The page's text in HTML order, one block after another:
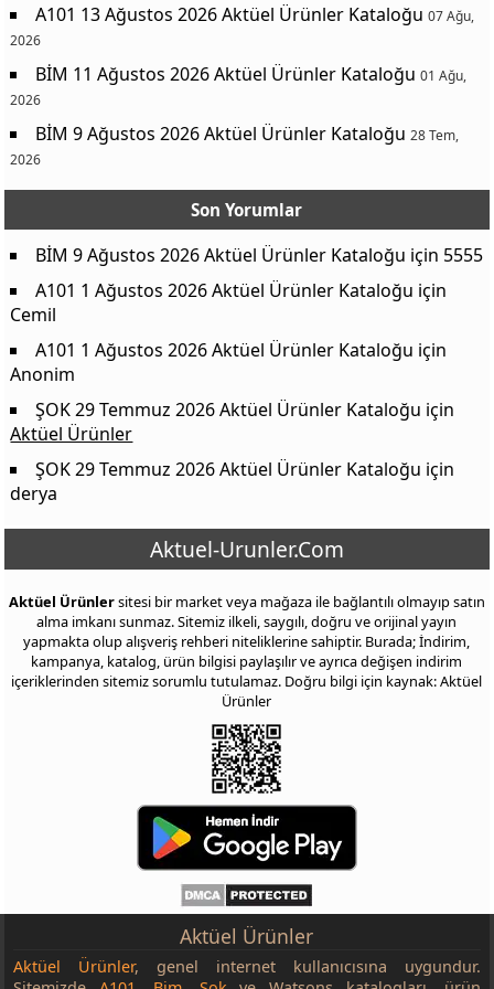
Araç Şarjı Usb+Type C , Hızlı PBS134
169 ₺
Tablet Telefon Standı PBS140
Işıklı Tripod PBS142
275 ₺
Kablolu Kulakiçi Kulaklık Lightning PBS226
Kablolu Kulakiçi Kulaklık Type-C PBS227
109 ₺
Şarj Kablosu Type C Lightning PBS420
85 ₺
Şarj Kablosu Type C 65w PBS421
85 ₺
Şarj Kablosu IOS PBS418
85 ₺
Şarj Kablosu Type C PBS419
85 ₺
8 Bölmeli Çok Amaçlı Dolap
1.890 ₺
Kilitli 3 Kapaklı Metal Ayakkabılık
Kapaklı Leğen ~10 L
109 ₺
Bardaklı Sürahi Seti
Antik Kase Seti 3’lü ~1,5 ~2,7 ~5 L
139 ₺
Okyanus Home Süzgeç Çeşitleri
35 ₺
Spatula Maşa
39 ₺
Pipetli Bardak ~600 ml
35 ₺
Lisanslı Beslenme Kabı
Lisanslı Matara
KİLİTLİ SAKLAMA KABI
KİLİTLİ SAKLAMA KABI
KİLİTLİ SAKLAMA KABI
KİLİTLİ SAKLAMA KABI
KİLİTLİ SAKLAMA KABI
119 ₺
Vega Kase ~ 215 cc
Boncuk Kenarlı Kase
219 ₺
A101 13 Ağustos 2026 Aktüel Ürünler Kataloğu 07 Ağu,
2026
BİM 11 Ağustos 2026 Aktüel Ürünler Kataloğu 01 Ağu,
2026
BİM 9 Ağustos 2026 Aktüel Ürünler Kataloğu 28 Tem,
2026
Son Yorumlar
BİM 9 Ağustos 2026 Aktüel Ürünler Kataloğu için 5555
A101 1 Ağustos 2026 Aktüel Ürünler Kataloğu için
Cemil
A101 1 Ağustos 2026 Aktüel Ürünler Kataloğu için
Anonim
ŞOK 29 Temmuz 2026 Aktüel Ürünler Kataloğu için
Aktüel Ürünler
ŞOK 29 Temmuz 2026 Aktüel Ürünler Kataloğu için
derya
Aktuel-Urunler.Com
Aktüel Ürünlersitesi bir market veya mağaza ile bağlantılı olmayıp satın
alma imkanı sunmaz. Sitemiz ilkeli, saygılı, doğru ve orijinal yayın
yapmakta olup alışveriş rehberi niteliklerine sahiptir. Burada; İndirim,
kampanya, katalog, ürün bilgisi paylaşılır ve ayrıca değişen indirim
içeriklerinden sitemiz sorumlu tutulamaz. Doğru bilgi için kaynak: Aktüel
Ürünler
Aktüel Ürünler
Aktüel Ürünler, genel internet kullanıcısına uygundur.